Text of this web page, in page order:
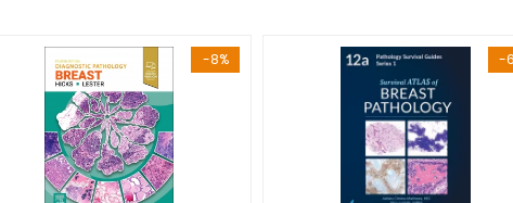
-8% -